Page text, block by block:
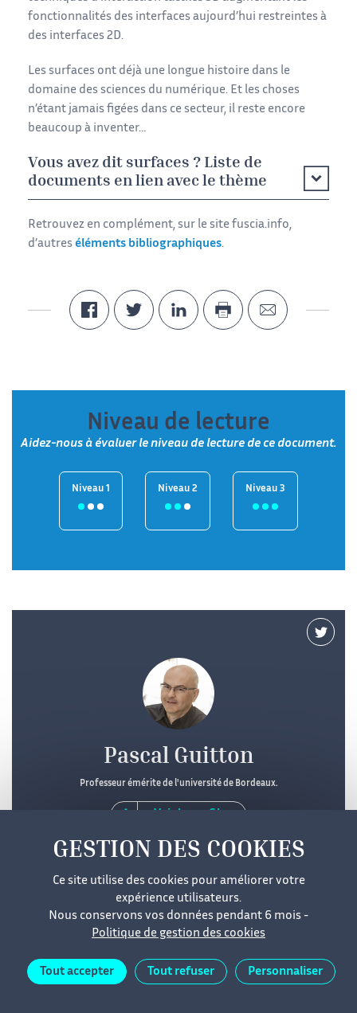
fonctionnalités des interfaces aujourd’hui restreintes à
des interfaces 2D.
Les surfaces ont déjà une longue histoire dans le
domaine des sciences du numérique. Et les choses
n’étant jamais figées dans ce secteur, il reste encore
beaucoup à inventer…
Vous avez dit surfaces ? Liste de
documents en lien avec le thème
Retrouvez en complément, sur le site fuscia.info,
d’autres éléments bibliographiques.
Niveau de lecture
Aidez-nous à évaluer le niveau de lecture de ce document.
Niveau 1 Niveau 2 Niveau 3
Pascal Guitton
Professeur émérite de l'université de Bordeaux.
Mentions légales Cookies Données personnelles
Accessibilité Plan du site
Ce site utilise des cookies pour améliorer votre
expérience utilisateurs.
Nous conservons vos données pendant 6 mois -
Politique de gestion des cookies
Tout accepter Tout refuser Personnaliser